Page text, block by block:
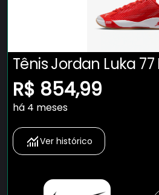
Tênis Jordan Luka
R$ 854,99
há 4 meses
Ver histórico